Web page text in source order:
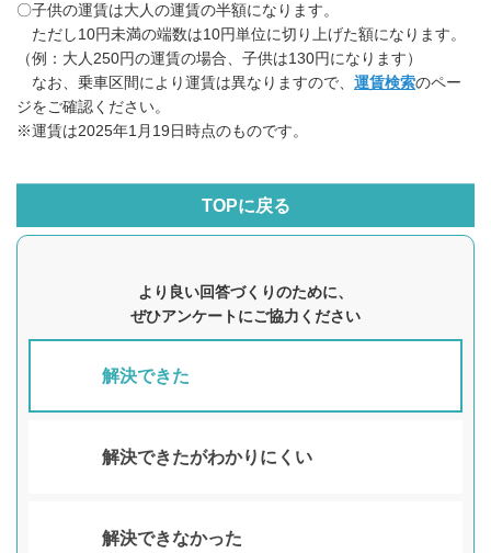
〇子供の運賃は大人の運賃の半額になります。
ただし10円未満の端数は10円単位に切り上げた額になります。
（例：大人250円の運賃の場合、子供は130円になります）
なお、乗車区間により運賃は異なりますので、 運賃検索のペー
ジをご確認ください。
※運賃は2025年1月19日時点のものです。
TOPに戻る
より良い回答づくりのために、
ぜひアンケートにご協力ください
解決できた
解決できたがわかりにくい
解決できなかった